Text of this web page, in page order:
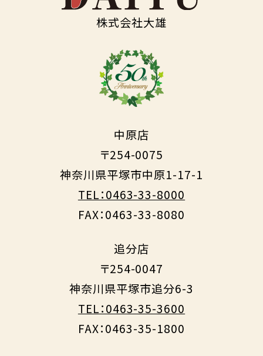
株式会社大雄
中原店
〒254-0075
神奈川県平塚市中原1-17-1
TEL：0463-33-8000
FAX：0463-33-8080
追分店
〒254-0047
神奈川県平塚市追分6-3
TEL：0463-35-3600
FAX：0463-35-1800